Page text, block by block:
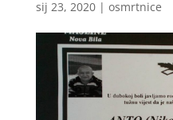
sij 23, 2020| osmrtnice